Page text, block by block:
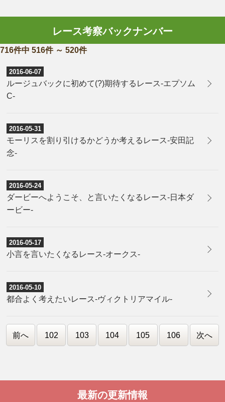
レース考察バックナンバー
716件中 516件 ～ 520件
2016-06-07
ルージュバックに初めて(?)期待するレース-エプソム
C-
2016-05-31
モーリスを割り引けるかどうか考えるレース-安田記
念-
2016-05-24
​ダービーへようこそ、と言いたくなるレース-日本ダ
ービー-
2016-05-17
​小言を言いたくなるレース-オークス-
2016-05-10
都合よく考えたいレース-ヴィクトリアマイル-
前へ 102 103 104 105 106 次へ
最新の更新情報